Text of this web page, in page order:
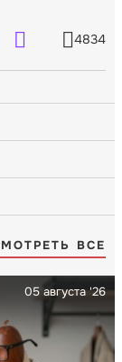
4834
ВСЕ
05 августа '26